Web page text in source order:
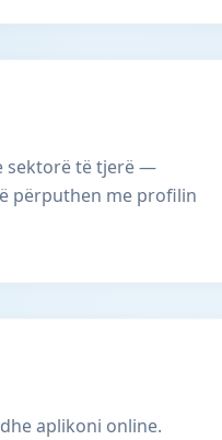
sektorë të tjerë —
përputhen me profilin
aplikoni online.